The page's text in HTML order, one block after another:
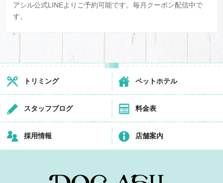
アシル公式LINEよりご予約可能です。毎月クーポン配信中で
す。
トリミング ペットホテル
スタッフブログ 料金表
採用情報 店舗案内